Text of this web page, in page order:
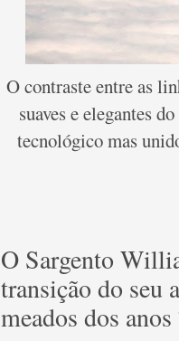
O contraste entre as
suaves e elegantes
tecnológico mas
O Sargento
transição do seu
meados dos